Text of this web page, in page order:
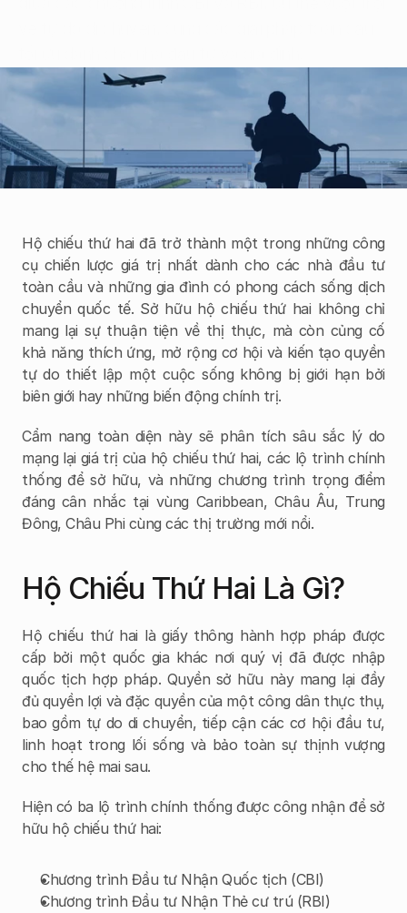
Liên hệ với chúng tôi
Hộ chiếu thứ hai đã trở thành một trong những công
cụ chiến lược giá trị nhất dành cho các nhà đầu tư
toàn cầu và những gia đình có phong cách sống dịch
chuyển quốc tế. Sở hữu hộ chiếu thứ hai không chỉ
mang lại sự thuận tiện về thị thực, mà còn củng cố
khả năng thích ứng, mở rộng cơ hội và kiến tạo quyền
tự do thiết lập một cuộc sống không bị giới hạn bởi
biên giới hay những biến động chính trị.
Cẩm nang toàn diện này sẽ phân tích sâu sắc lý do
mạng lại giá trị của hộ chiếu thứ hai, các lộ trình chính
thống để sở hữu, và những chương trình trọng điểm
đáng cân nhắc tại vùng Caribbean, Châu Âu, Trung
Đông, Châu Phi cùng các thị trường mới nổi.
Hộ Chiếu Thứ Hai Là Gì?
Hộ chiếu thứ hai là giấy thông hành hợp pháp được
cấp bởi một quốc gia khác nơi quý vị đã được nhập
quốc tịch hợp pháp. Quyền sở hữu này mang lại đầy
đủ quyền lợi và đặc quyền của một công dân thực thụ,
bao gồm tự do di chuyển, tiếp cận các cơ hội đầu tư,
linh hoạt trong lối sống và bảo toàn sự thịnh vượng
cho thế hệ mai sau.
Hiện có ba lộ trình chính thống được công nhận để sở
hữu hộ chiếu thứ hai:
Chương trình Đầu tư Nhận Quốc tịch (CBI)
Chương trình Đầu tư Nhận Thẻ cư trú (RBI)